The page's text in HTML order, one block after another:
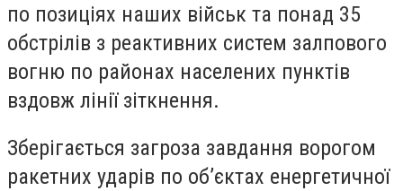
по позиціях наших військ та понад 35
обстрілів з реактивних систем залпового
вогню по районах населених пунктів
вздовж лінії зіткнення.
Зберігається загроза завдання ворогом
ракетних ударів по об’єктах енергетичної